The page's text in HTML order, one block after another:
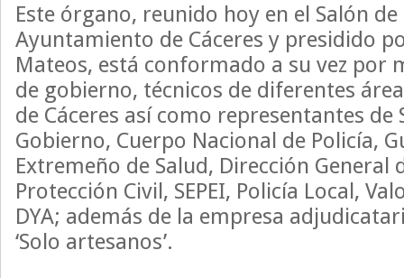
Este órgano, reunido hoy en el Salón de
Ayuntamiento de Cáceres y presidido
Mateos, está conformado a su vez por
de gobierno, técnicos de diferentes
de Cáceres así como representantes de
Gobierno, Cuerpo Nacional de Policía,
Extremeño de Salud, Dirección General
Protección Civil, SEPEI, Policía Local,
DYA; además de la empresa
‘Solo artesanos’.